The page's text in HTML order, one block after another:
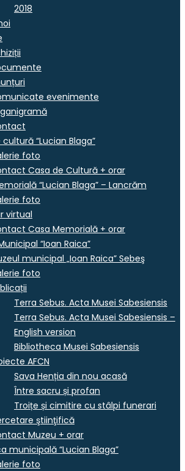
2018
evenimente
“Lucian Blaga”
foto
Casa de Cultură + orar
“Lucian Blaga” – Lancrăm
foto
virtual
Casa Memorială + orar
“Ioan Raica”
municipal „Ioan Raica” Sebeş
foto
Terra Sebus. Acta Musei Sabesiensis
Terra Sebus. Acta Musei Sabesiensis –
English version
Bibliotheca Musei Sabesiensis
AFCN
Sava Henția din nou acasă
Între sacru și profan
Troițe și cimitire cu stâlpi funerari
ştiinţifică
Muzeu + orar
municipală “Lucian Blaga”
foto